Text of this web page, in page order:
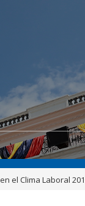
el Clima Laboral